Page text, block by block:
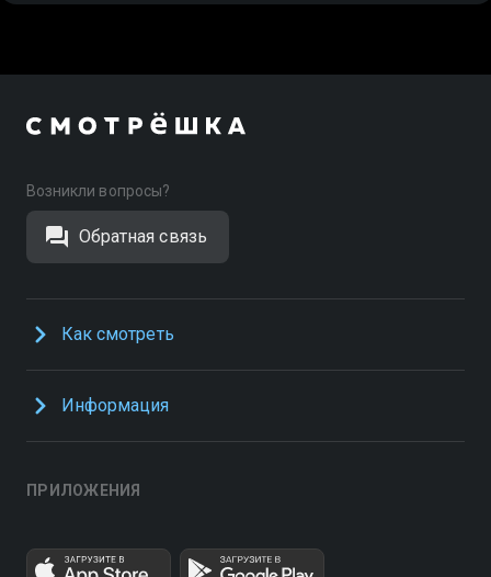
Возникли вопросы?
Обратная связь
Как смотреть
Информация
ПРИЛОЖЕНИЯ